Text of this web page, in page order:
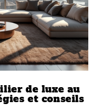
de luxe au
et conseils